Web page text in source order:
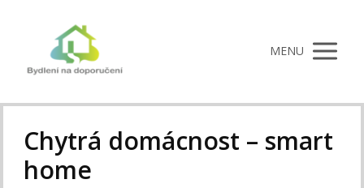
MENU
Chytrá domácnost – smart
home